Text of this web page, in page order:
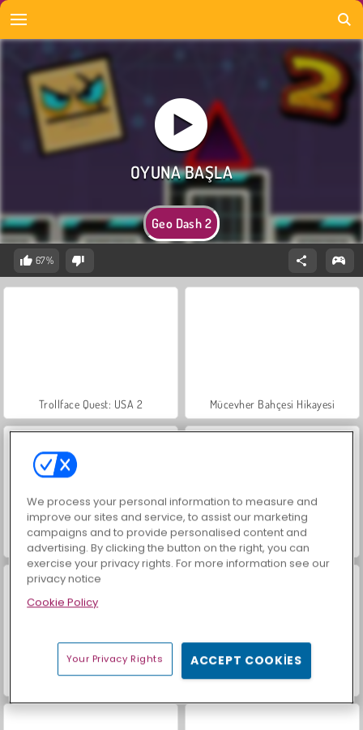
Geo Dash 2
67%
Trollface Quest: USA 2 Mücevher Bahçesi Hikayesi
Masha and the Bear: Meadows İçecekleri Eşle
Heroes of Myths
We process your personal information to measure and
improve our sites and service, to assist our marketing
campaigns and to provide personalised content and
advertising. By clicking the button on the right, you can
exercise your privacy rights. For more information see our
privacy notice
Cookie Policy
Your Privacy Rights ACCEPT COOKIES